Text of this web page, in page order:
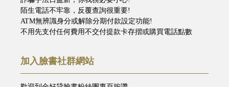
陌生電話不牢靠，反覆查詢很重要!
ATM無辨識身分或解除分期付款設定功能!
不用先支付任何費用不交付提款卡存摺或購買電話點數
加入臉書社群網站